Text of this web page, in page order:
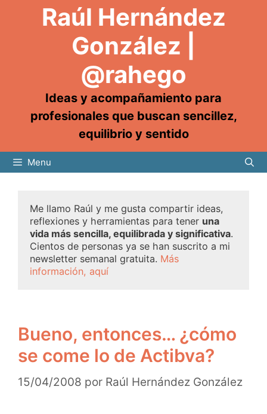
Raúl Hernández
González |
@rahego
Ideas y acompañamiento para
profesionales que buscan sencillez,
equilibrio y sentido
Menu
Me llamo Raúl y me gusta compartir ideas,
reflexiones y herramientas para tener una
vida más sencilla, equilibrada y significativa.
Cientos de personas ya se han suscrito a mi
newsletter semanal gratuita. Más
información, aquí
Bueno, entonces… ¿cómo
se come lo de Actibva?
15/04/2008 por Raúl Hernández González